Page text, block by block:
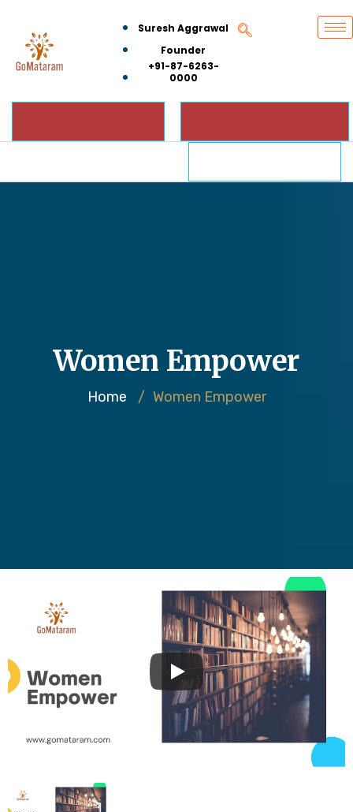
Suresh Aggrawal
Founder
+91-87-6263-
0000
Women Empower
Home / Women Empower